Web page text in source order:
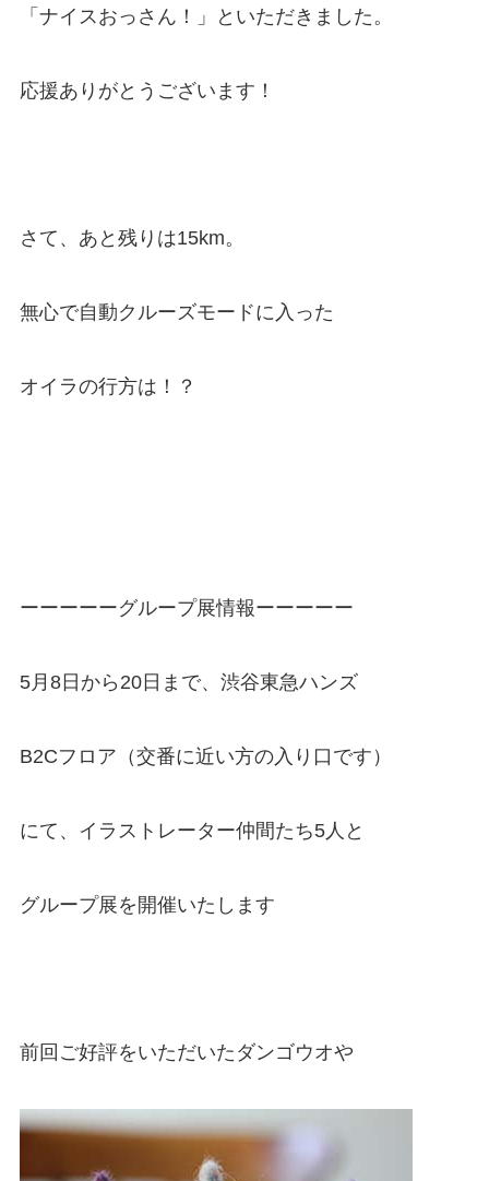
「ナイスおっさん！」といただきました。
応援ありがとうございます！
さて、あと残りは15km。
無心で自動クルーズモードに入った
オイラの行方は！？
ーーーーーグループ展情報ーーーーー
5月8日から20日まで、渋谷東急ハンズ
B2Cフロア（交番に近い方の入り口です）
にて、イラストレーター仲間たち5人と
グループ展を開催いたします
前回ご好評をいただいたダンゴウオや